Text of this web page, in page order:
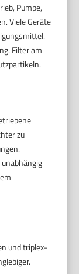
Pumpe,
Viele Geräte
Filter am
zu
und triplex-